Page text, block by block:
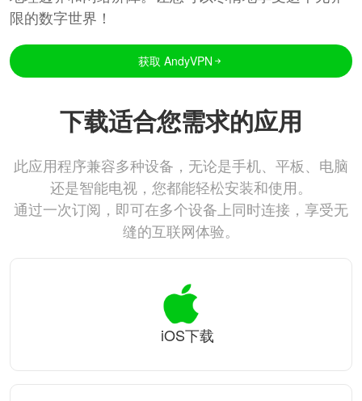
限的数字世界！
获取 AndyVPN
下载适合您需求的应用
此应用程序兼容多种设备，无论是手机、平板、电脑
还是智能电视，您都能轻松安装和使用。
通过一次订阅，即可在多个设备上同时连接，享受无
缝的互联网体验。
iOS下载